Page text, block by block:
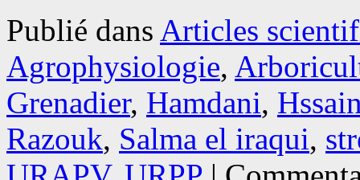
Publié dans Articles
Agrophysiologie,
Grenadier, Hamdani,
Razouk, Salma el iraqui,